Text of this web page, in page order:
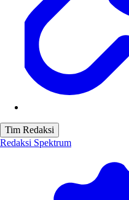
Tim Redaksi
Redaksi Spektrum